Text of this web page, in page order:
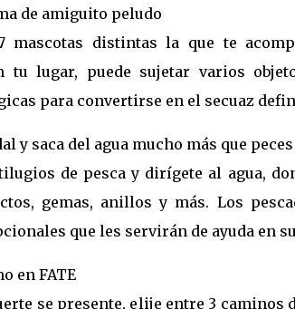
de amiguito peludo
mascotas distintas la que te
tu lugar, puede sujetar varios
para convertirse en el secuaz
y saca del agua mucho más que peces
de pesca y dirígete al agua,
gemas, anillos y más. Los
que les servirán de ayuda en
en FATE
se presente, elije entre 3